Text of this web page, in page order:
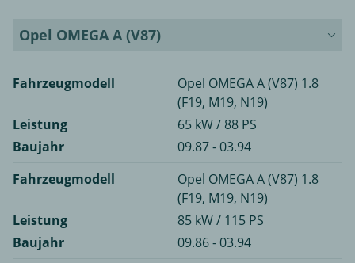
Opel OMEGA A (V87)
Fahrzeugmodell
Opel OMEGA A (V87) 1.8
(F19, M19, N19)
Leistung
65 kW / 88 PS
Baujahr
09.87 - 03.94
Fahrzeugmodell
Opel OMEGA A (V87) 1.8
(F19, M19, N19)
Leistung
85 kW / 115 PS
Baujahr
09.86 - 03.94